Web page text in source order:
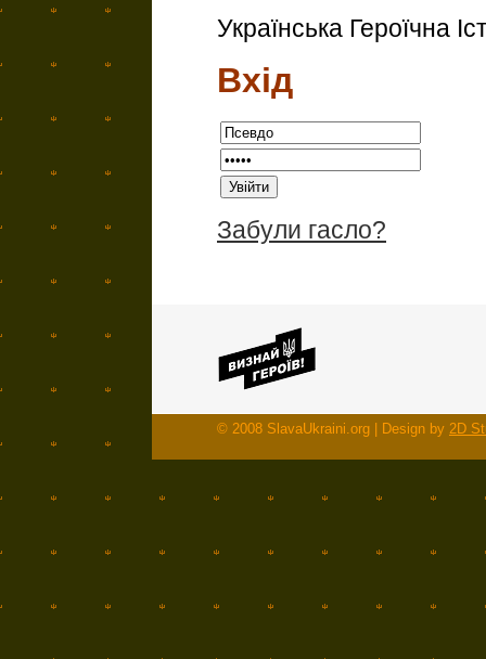
Українська Героїчна
Вхід
Забули гасло?
© 2008 SlavaUkraini.org | Design by 2D